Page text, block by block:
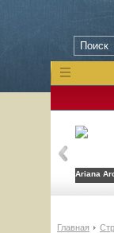
Ariana
Главная